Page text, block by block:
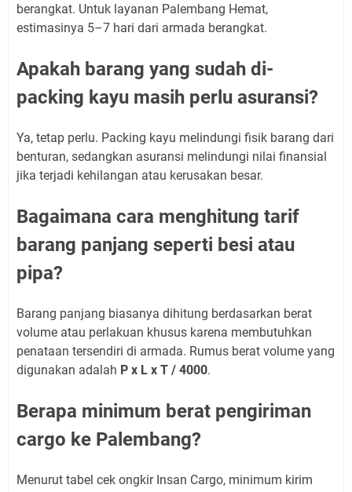
berangkat. Untuk layanan Palembang Hemat,
estimasinya 5–7 hari dari armada berangkat.
Apakah barang yang sudah di-
packing kayu masih perlu asuransi?
Ya, tetap perlu. Packing kayu melindungi fisik barang dari
benturan, sedangkan asuransi melindungi nilai finansial
jika terjadi kehilangan atau kerusakan besar.
Bagaimana cara menghitung tarif
barang panjang seperti besi atau
pipa?
Barang panjang biasanya dihitung berdasarkan berat
volume atau perlakuan khusus karena membutuhkan
penataan tersendiri di armada. Rumus berat volume yang
digunakan adalah P x L x T / 4000.
Berapa minimum berat pengiriman
cargo ke Palembang?
Menurut tabel cek ongkir Insan Cargo, minimum kirim